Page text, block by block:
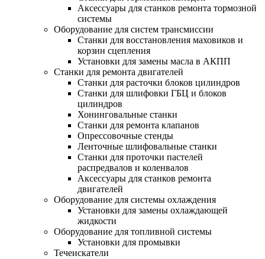
Аксессуары для станков ремонта тормозной
системы
Оборудование для систем трансмиссии
Станки для восстановления маховиков и
корзин сцепления
Установки для замены масла в АКПП
Станки для ремонта двигателей
Станки для расточки блоков цилиндров
Станки для шлифовки ГБЦ и блоков
цилиндров
Хонинговальные станки
Станки для ремонта клапанов
Опрессовочные стенды
Ленточные шлифовальные станки
Станки для проточки пастелей
распредвалов и коленвалов
Аксессуары для станков ремонта
двигателей
Оборудование для системы охлаждения
Установки для замены охлаждающей
жидкости
Оборудование для топливной системы
Установки для промывки
Течеискатели